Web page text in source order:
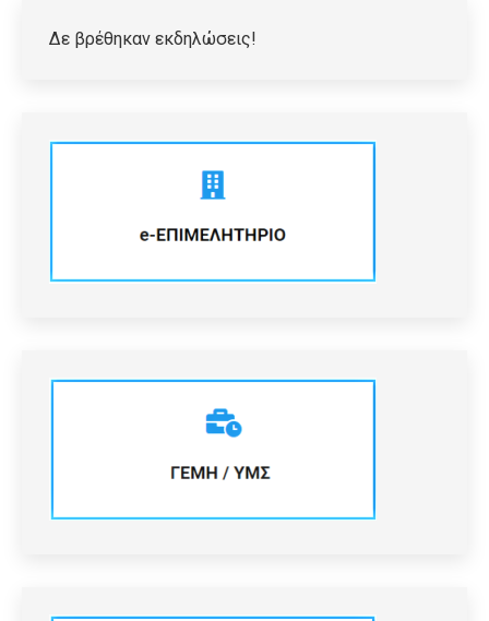
Δε βρέθηκαν εκδηλώσεις!